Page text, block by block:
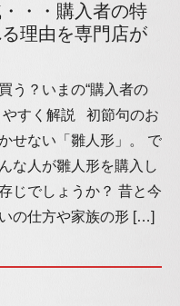
・・購入者の特
理由を専門店が
う？いまの“購入者の
やすく解説 初節句のお
せない「雛人形」。 で
な人が雛人形を購入し
じでしょうか？ 昔と今
の仕方や家族の形 […]